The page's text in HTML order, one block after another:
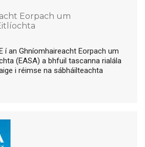
Eorpach um
í an Ghníomhaireacht Eorpach um
(EASA) a bhfuil tascanna rialála
i réimse na sábháilteachta